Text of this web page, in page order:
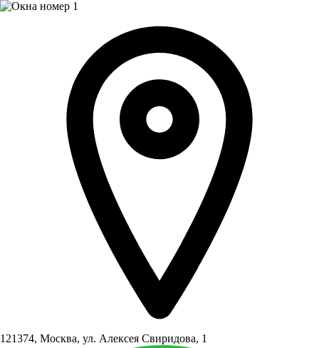
121374, Москва, ул. Алексея Свиридова, 1